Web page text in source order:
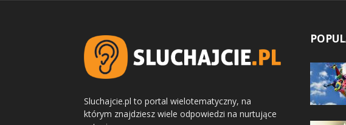
Sluchajcie.pl to portal wielotematyczny, na
którym znajdziesz wiele odpowiedzi na nurtujące